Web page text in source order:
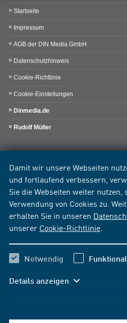
Damit wir unsere Webseiten
und fortlaufend verbessern,
Sie die Webseiten weiter
Verwendung von Cookies zu.
erhalten Sie in unseren
unserer Cookie-Richtlinie
Notwendig Funktional
Details anzeigen
Startseite
Impressum
AGB der DIN Media GmbH
Datenschutzhinweis
Cookie-Richtlinie
Cookie-Einstellungen
Dinmedia.de
Rudolf Müller